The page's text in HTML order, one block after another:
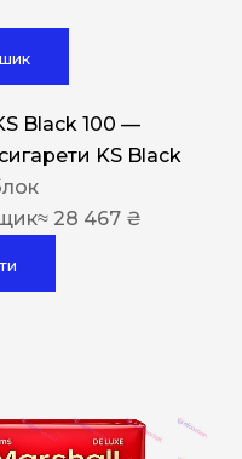
Nistru
Focus
Black 100 —
KS Black
≈ 28 467 ₴